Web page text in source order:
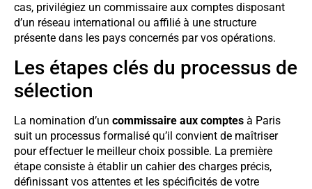
cas, privilégiez un commissaire aux comptes disposant
d’un réseau international ou affilié à une structure
présente dans les pays concernés par vos opérations.
Les étapes clés du processus de
sélection
La nomination d’un commissaire aux comptes à Paris
suit un processus formalisé qu’il convient de maîtriser
pour effectuer le meilleur choix possible. La première
étape consiste à établir un cahier des charges précis,
définissant vos attentes et les spécificités de votre